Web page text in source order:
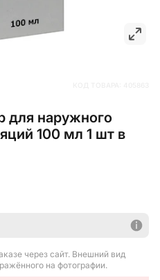
для наружного
100 мл 1 шт в
через сайт. Внешний вид
на фотографии.